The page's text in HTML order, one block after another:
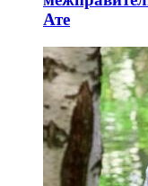
Ате